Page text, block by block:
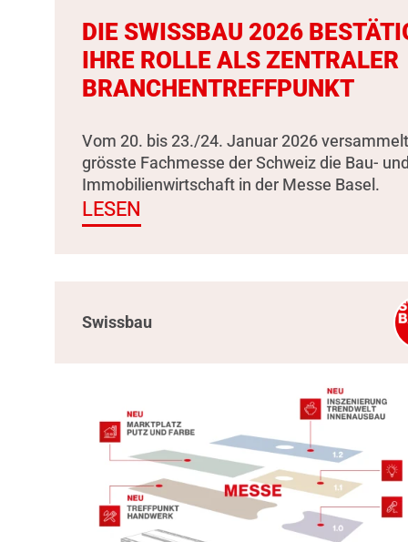
DIE SWISSBAU 2026
IHRE ROLLE ALS ZENTRALER
BRANCHENTREFFPUNKT
Vom 20. bis 23./24. Januar 2026
grösste Fachmesse der Schweiz die Bau-
Immobilienwirtschaft in der Messe Basel.
LESEN
Swissbau